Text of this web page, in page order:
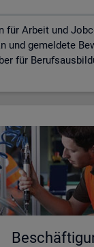
für Arbeit und
und gemeldete
für